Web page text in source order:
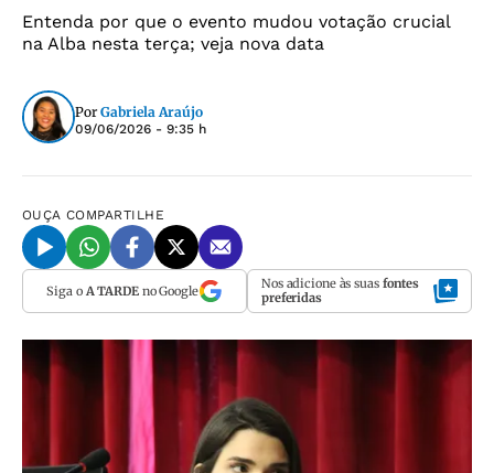
Entenda por que o evento mudou votação crucial
na Alba nesta terça; veja nova data
Por Gabriela Araújo
09/06/2026 - 9:35 h
OUÇA COMPARTILHE
Siga o A TARDEno Google Nos adicione às suas fontes
preferidas